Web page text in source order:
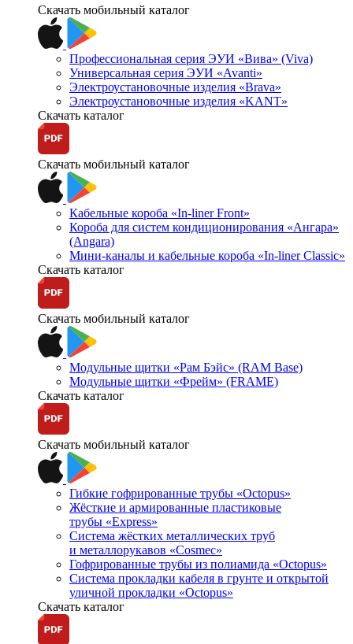
Скачать мобильный каталог
Профессиональная серия ЭУИ «Вива» (Viva)
Универсальная серия ЭУИ «Avanti»
Электроустановочные изделия «Brava»
Электроустановочные изделия «KANT»
Скачать каталог
Скачать мобильный каталог
Кабельные короба «In-liner Front»
Короба для систем кондиционирования «Ангара»
(Angara)
Мини-каналы и кабельные короба «In-liner Classic»
Скачать каталог
Скачать мобильный каталог
Модульные щитки «Рам Бэйс» (RAM Base)
Модульные щитки «Фрейм» (FRAME)
Скачать каталог
Скачать мобильный каталог
Гибкие гофрированные трубы «Octopus»
Жёсткие и армированные пластиковые
трубы «Express»
Система жёстких металлических труб
и металлорукавов «Cosmec»
Гофрированные трубы из полиамида «Octopus»
Система прокладки кабеля в грунте и открытой
уличной прокладки «Octopus»
Скачать каталог